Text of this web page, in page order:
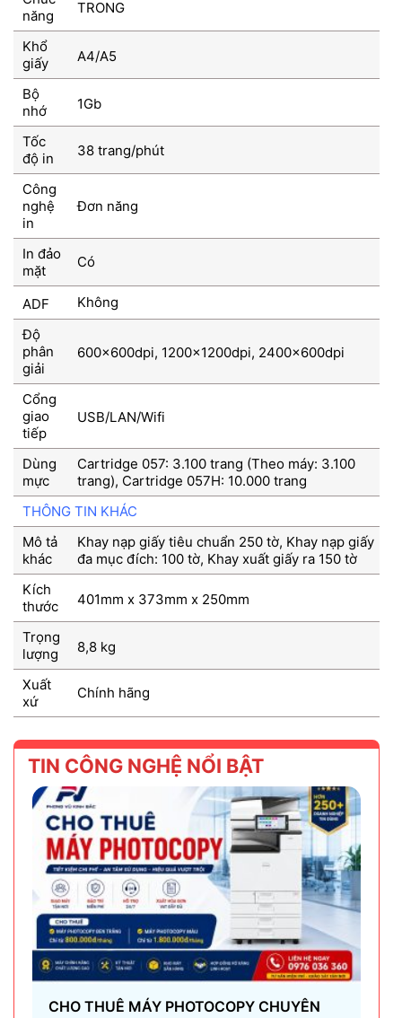
năng
TRONG
Khổ
giấy
A4/A5
Bộ
nhớ
1Gb
Tốc
độ in
38 trang/phút
Công
nghệ
in
Đơn năng
In đảo
mặt
Có
ADF
Không
Độ
phân
giải
600x600dpi, 1200x1200dpi, 2400x600dpi
Cổng
giao
tiếp
USB/LAN/Wifi
Dùng
mực
Cartridge 057: 3.100 trang (Theo máy: 3.100
trang), Cartridge 057H: 10.000 trang
THÔNG TIN KHÁC
Mô tả
khác
Khay nạp giấy tiêu chuẩn 250 tờ, Khay nạp giấy
đa mục đích: 100 tờ, Khay xuất giấy ra 150 tờ
Kích
thước
401mm x 373mm x 250mm
Trọng
lượng
8,8 kg
Xuất
xứ
Chính hãng
TIN CÔNG NGHỆ NỔI BẬT
CHO THUÊ MÁY PHOTOCOPY CHUYÊN